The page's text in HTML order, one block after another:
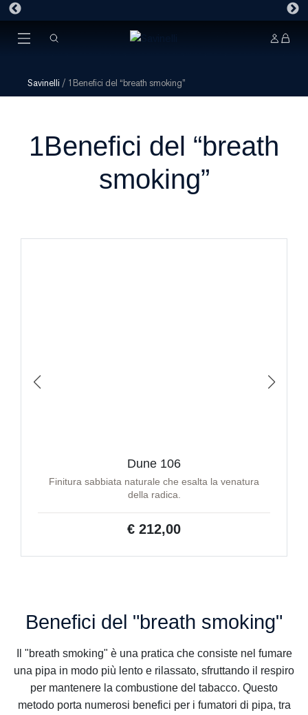
Savinelli / 1Benefici del “breath smoking”
1Benefici del “breath
smoking”
Dune 106
Finitura sabbiata naturale che esalta la venatura
della radica.
€ 212,00
Benefici del "breath smoking"
Il "breath smoking" è una pratica che consiste nel fumare
una pipa in modo più lento e rilassato, sfruttando il respiro
per mantenere la combustione del tabacco. Questo
metodo porta numerosi benefici per i fumatori di pipa, tra